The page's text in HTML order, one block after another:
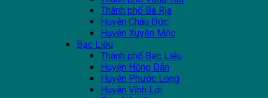
Thành phố Bà Rịa
Huyện Châu Đức
Huyện Xuyên Mộc
Bạc Liêu
Thành phố Bạc Liêu
Huyện Hồng Dân
Huyện Phước Long
Huyện Vĩnh Lợi